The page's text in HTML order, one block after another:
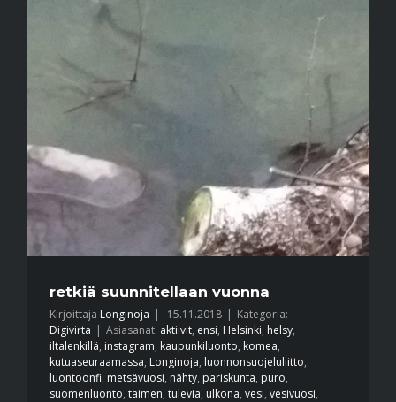
retkiä suunnitellaan vuonna
Kirjoittaja Longinoja 15.11.2018
Kategoria:
Digivirta
Asiasanat: aktiivit, ensi, Helsinki, helsy,
iltalenkillä, instagram, kaupunkiluonto, komea,
kutuaseuraamassa, Longinoja, luonnonsuojeluliitto,
luontoonfi, metsävuosi, nähty, pariskunta, puro,
suomenluonto, taimen, tulevia, ulkona, vesi, vesivuosi,